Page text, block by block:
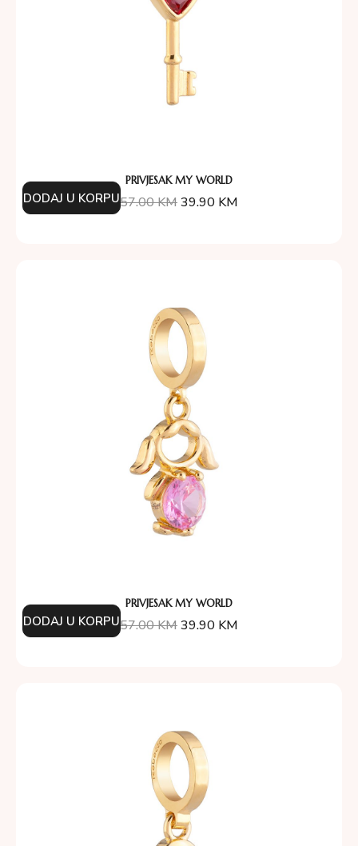
PRIVJESAK MY WORLD
57.00KM39.90 KM
DODAJ U KORPU
PRIVJESAK MY WORLD
57.00KM39.90 KM
DODAJ U KORPU